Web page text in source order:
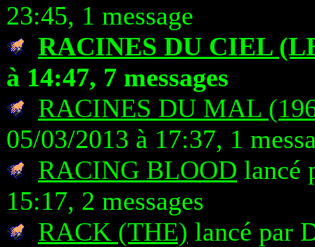
23:45, 1 message
RACINES DU CIEL
à 14:47, 7 messages
RACINES DU MAL
05/03/2013 à 17:37, 1
RACING BLOOD lancé
15:17, 2 messages
RACK (THE) lancé par